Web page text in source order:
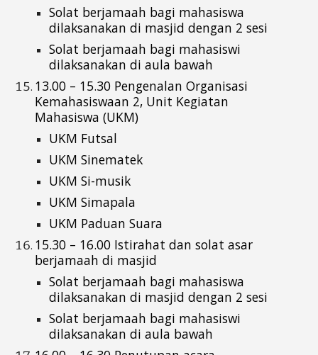
Solat berjamaah bagi mahasiswa
dilaksanakan di masjid dengan 2 sesi
Solat berjamaah bagi mahasiswi
dilaksanakan di aula bawah
13.00 – 15.30 PengenalanOrganisasi
Kemahasiswaan 2, Unit Kegiatan
Mahasiswa (UKM)
UKM Futsal
UKM Sinematek
UKM Si-musik
UKM Simapala
UKM Paduan Suara
15.30 – 16.00 Istirahat dan solat asar
berjamaah di masjid
Solat berjamaah bagi mahasiswa
dilaksanakan di masjid dengan 2 sesi
Solat berjamaah bagi mahasiswi
dilaksanakan di aula bawah